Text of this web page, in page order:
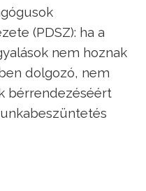
(PDSZ): ha a
nem hoznak
dolgozó, nem
bérrendezéséért